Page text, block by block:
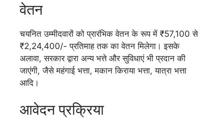
वेतन
चयनित उम्मीदवारों को प्रारंभिक वेतन के रूप में ₹57,100 से
₹2,24,400/- प्रतिमाह तक का वेतन मिलेगा। इसके
अलावा, सरकार द्वारा अन्य भत्ते और सुविधाएं भी प्रदान की
जाएंगी, जैसे महंगाई भत्ता, मकान किराया भत्ता, यात्रा भत्ता
आदि।
आवेदन प्रक्रिया